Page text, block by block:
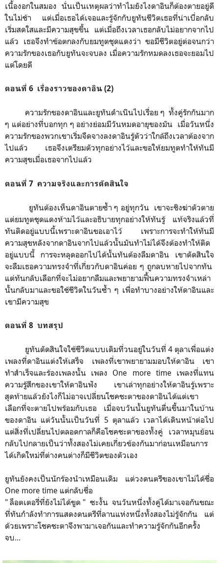
เนื้องอกในสมอง นั่นเป็นเหตุผลว่าทำไมยังไงดาอินก็ต้องตายอยู่ดี
ในไม่ช้า แต่เมื่อเธอได้เจอและรู้จักกับยูทันชีวิตเธอที่น่าเบื่อกลับ
เริ่มสดใสและมีความสุขขึ้น แต่เมื่อถึงเวลาเธอกลับไม่อยากจากไป
แล้ว เธอจึงทำข้อตกลงกับยมทูตชุดแดงว่า ขอมีชีวิตอยู่ต่อจนกว่า
ความรักของเธอกับยูทันจะจบลง เมื่อความรักหมดลงเธอจะยอมไป
แต่โดยดี
ตอนที่ 6 เรื่องราวของดาอิน (2)
ความรักของดาอินและยูทันดำเนินไปเรื่อย ๆ ทั้งคู่รักกันมาก
ๆ แต่อย่างที่บอกทุก ๆ อย่างย่อมมีวันหมดอายุของมัน เมื่อวันหนึ่ง
ความรักของพวกเขาเริ่มจืดจางลงดาอินรู้ตัวว่าใกล้ถึงเวลาต้องจาก
ไปแล้ว เธอจึงเตรียมตัวทุกอย่างไว้และขอให้ยมทูตทำให้ทันมี
ความสุขเมื่อเธอจากไปแล้ว
ตอนที่ 7 ความจริงและการตัดสินใจ
ยูทันต้องเห็นดาอินตายซ้ำ ๆ อยู่ทุกวัน เขาจะชิงฆ่าตัวตาย
แต่ยมทูตชุดแดงห้ามไว้และอธิบายทุกอย่างให้ทันรู้ แท้จริงแล้วที่
ทันติดอยู่แบบนี้เพราะดาอินขอเอาไว้ เพราะการจะทำให้ทันมี
ความสุขหลังจากดาอินจากไปแล้วนั้นมันทำไม่ได้จึงต้องทำให้ติด
อยู่แบบนี้ การจะหลุดออกไปได้นั้นทันต้องลืมดาอิน เขาตัดสินใจ
จะลืมเธอความทรงจำที่เกี่ยวกับดาอินค่อย ๆ ถูกลบหายไปจากทัน
แต่ทันกลับเลือกที่จะไม่อยากลืมและพยายามฟื้นความทรงจำเหล่า
นั้นกลับมาและขอใช้ชีวิตในวันซ้ำ ๆ เพื่อทำบางอย่างให้ดาอินและ
เขามีความสุข
ตอนที่ 8 บทสรุป
ยูทันตัดสินใจใช้ชีวิตแบบเดิมที่วนอยู่ในวันที่ 4 ตุลาเพื่อแต่ง
เพลงที่ดาอินแต่งให้เสร็จ เพลงที่เขาพยายามมอบให้ดาอิน เขา
ทำสำเร็จและร้องเพลงนั้น เพลง One more time เพลงที่แทน
ความรู้สึกของเขาให้ดาอินฟัง เขาเล่าทุกอย่างให้ดาอินรู้เพราะ
สุดท้ายแล้วยังไงก็ไม่อาจเปลี่ยนโชคชะตาของดาอินได้แต่เขา
เลือกที่จะตายไปพร้อมกับเธอ เมื่อจบวันนั้นยูทันตื่นขึ้นมาในบ้าน
ของดาอิน แต่วันนั้นเป็นวันที่ 5 ตุลาแล้ว เวลาได้เดินหน้าต่อไป
แต่สิ่งที่เปลี่ยนไปตลอดกาลก็คือโชคชะตาของทั้งคู่ เวลาหมุนย้อน
กลับไปกลายเป็นว่าทั้งสองไม่เคยเกี่ยวข้องกันมาก่อนเหมือนการ
ได้เกิดใหม่ที่ต่างคนต่างก็มีชีวิตของตัวเอง
ยูทันยังคงเป็นนักร้องนำเหมือนเดิม แต่วงดนตรีของเขาไม่ได้ชื่อ
One more time แต่กลับชื่อ
" ล็อตเตอรี่ที่ยังไม่ได้ขูด " ซะงั้น จนวันหนึ่งทั้งคู่ได้มาเจอกันขณะ
ที่ทันกำลังทำการแสดงดนตรีที่ลานแห่งหนึ่งทั้งสองไม่รู้จักกัน แต่
ด้วยเพราะโชคชะตาจึงพามาเจอกันและทำความรู้จักกันอีกครั้ง
จบ...